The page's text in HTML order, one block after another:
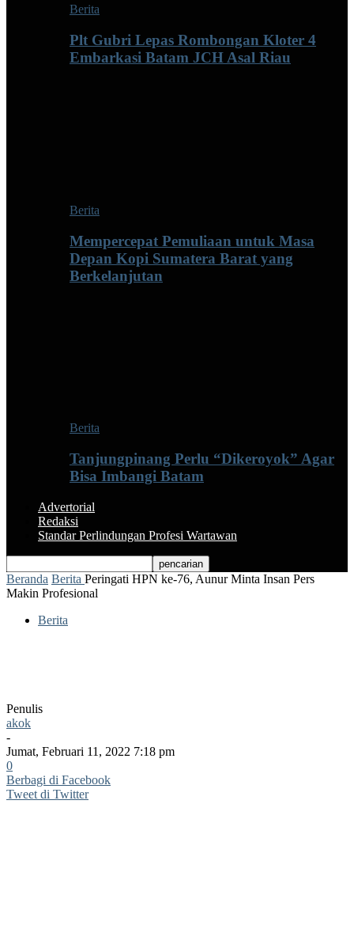
Berita
Plt Gubri Lepas Rombongan Kloter 4
Embarkasi Batam JCH Asal Riau
Berita
Mempercepat Pemuliaan untuk Masa
Depan Kopi Sumatera Barat yang
Berkelanjutan
Berita
Tanjungpinang Perlu “Dikeroyok” Agar
Bisa Imbangi Batam
Advertorial
Redaksi
Standar Perlindungan Profesi Wartawan
Beranda Berita Peringati HPN ke-76, Aunur Minta Insan Pers
Makin Profesional
Berita
Penulis
akok
-
Jumat, Februari 11, 2022 7:18 pm
0
Berbagi di Facebook
Tweet di Twitter